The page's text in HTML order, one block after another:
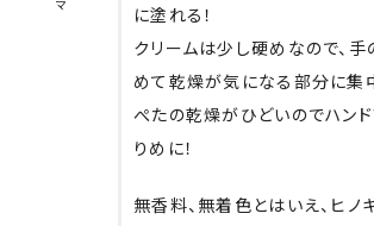
パパにも良さそうだよね🪒ˊ˗
我が家は家族全員で使い回す
マ
に塗れる！
クリームは少し硬めなので、手
めて乾燥が気になる部分に集
ぺたの乾燥がひどいのでハン
りめに！
無香料、無着色とはいえ、ヒノ